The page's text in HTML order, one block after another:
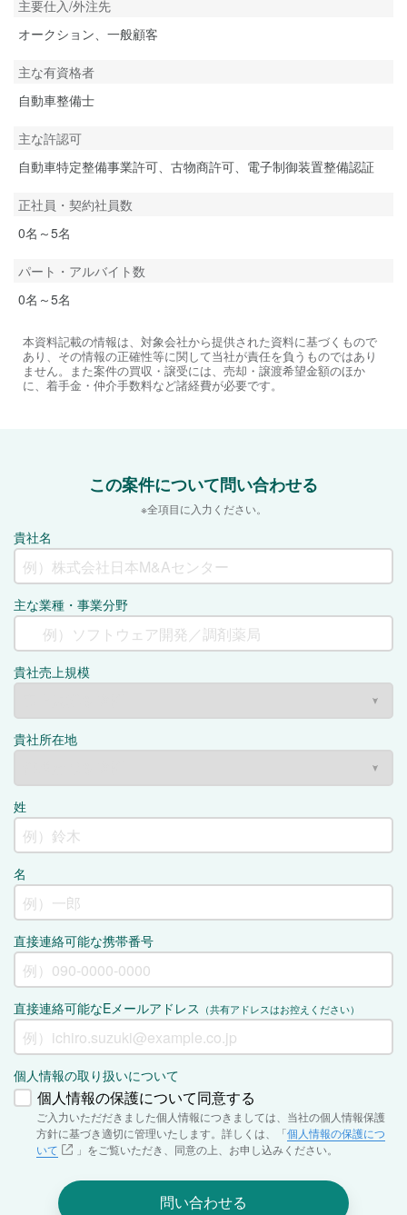
主要仕入/外注先
オークション、一般顧客
主な有資格者
自動車整備士
主な許認可
自動車特定整備事業許可、古物商許可、電子制御装置整備認証
正社員・契約社員数
0名～5名
パート・アルバイト数
0名～5名
本資料記載の情報は、対象会社から提供された資料に基づくもので
あり、その情報の正確性等に関して当社が責任を負うものではあり
ません。また案件の買収・譲受には、売却・譲渡希望金額のほか
に、着手金・仲介手数料など諸経費が必要です。